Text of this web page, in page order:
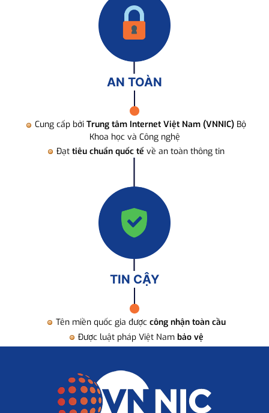
AN TOÀN
Cung cấp bởi Trung tâm Internet Việt Nam (VNNIC) Bộ
Khoa học và Công nghệ
Đạt tiêu chuẩn quốc tế về an toàn thông tin
TIN CẬY
Tên miền quốc gia được công nhận toàn cầu
Được luật pháp Việt Nam bảo vệ